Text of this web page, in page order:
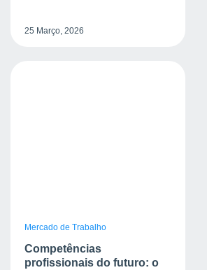
25 Março, 2026
Mercado de Trabalho
Competências
profissionais do futuro: o